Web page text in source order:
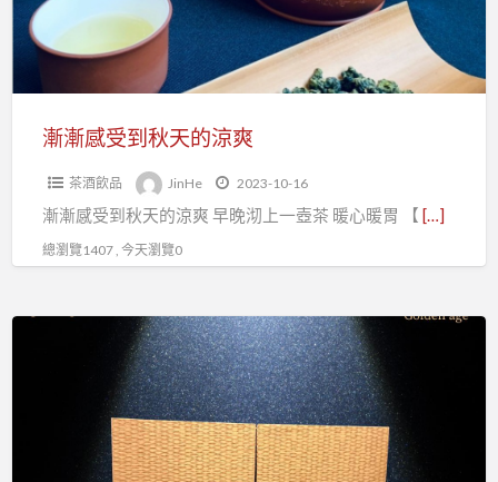
天
涼
漸漸感受到秋天的涼爽
茶酒飲品 JinHe 2023-10-16
漸漸感受到秋天的涼爽 早晚沏上一壺茶 暖心暖胃 【 […]
總瀏覽1407 , 今天瀏覽0